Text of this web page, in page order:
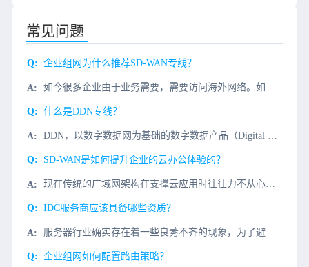
常见问题
企业组网为什么推荐SD-WAN专线？
什么是DDN专线？
SD-WAN是如何提升企业的云办公体验的？
现在传统的广域网架构在支撑云应用时往往力不从心，出现访问延迟、视频卡顿、数据传输缓慢等问题，严重影响工作效率。SD-WAN技术的出现，通过智能化、自动化的网络管理，从根本上改变了这一局面。智能路径选择
IDC服务商应该具备哪些资质？
服务器行业确实存在着一些良莠不齐的现象，为了避免一些不必要的麻烦和损失，我们需要了解专业服务器提供商应该具备哪些资质？一、IDC服务商的正规性如果是正规的IDC服务商的话，一般在网站的下方会有ISP或
企业组网如何配置路由策略？